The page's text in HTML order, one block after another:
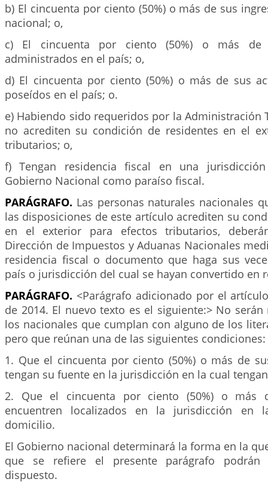
b) El cincuenta por ciento (50%) o más de sus
nacional; o,
c) El cincuenta por ciento (50%) o más de
administrados en el país; o,
d) El cincuenta por ciento (50%) o más de sus
poseídos en el país; o.
e) Habiendo sido requeridos por la Administración
no acrediten su condición de residentes en el
tributarios; o,
f) Tengan residencia fiscal en una
Gobierno Nacional como paraíso fiscal.
PARÁGRAFO. Las personas naturales nacionales
las disposiciones de este artículo acrediten su
en el exterior para efectos tributarios,
Dirección de Impuestos y Aduanas Nacionales
residencia fiscal o documento que haga sus
país o jurisdicción del cual se hayan convertido en
PARÁGRAFO. <Parágrafo adicionado por el
de 2014. El nuevo texto es el siguiente:> No serán
los nacionales que cumplan con alguno de los
pero que reúnan una de las siguientes condiciones:
1. Que el cincuenta por ciento (50%) o más de
tengan su fuente en la jurisdicción en la cual
2. Que el cincuenta por ciento (50%) o más
encuentren localizados en la jurisdicción en
domicilio.
El Gobierno nacional determinará la forma en la
que se refiere el presente parágrafo
dispuesto.